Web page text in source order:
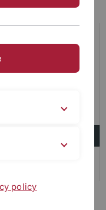
Generale-Reihe
policy